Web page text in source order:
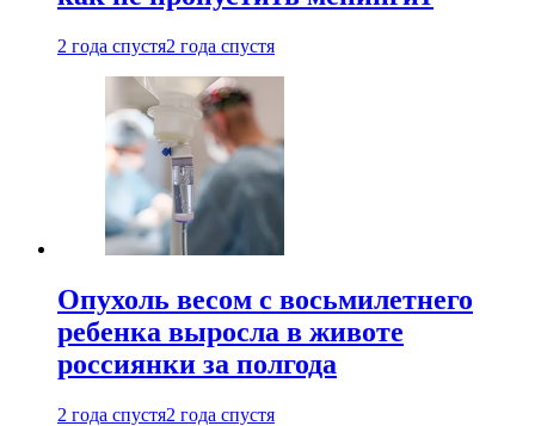
2 года спустя2 года спустя
Опухоль весом с восьмилетнего
ребенка выросла в животе
россиянки за полгода
2 года спустя2 года спустя